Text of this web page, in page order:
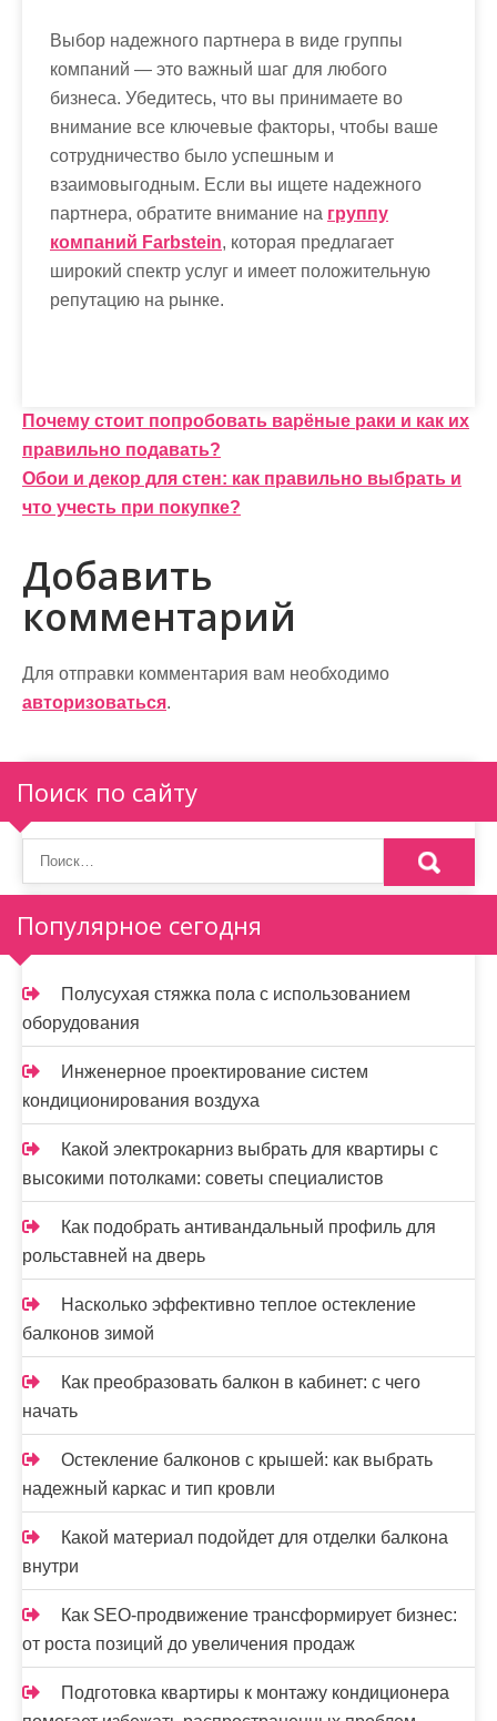
Выбор надежного партнера в виде группы
компаний — это важный шаг для любого
бизнеса. Убедитесь, что вы принимаете во
внимание все ключевые факторы, чтобы ваше
сотрудничество было успешным и
взаимовыгодным. Если вы ищете надежного
партнера, обратите внимание на группу
компаний Farbstein, которая предлагает
широкий спектр услуг и имеет положительную
репутацию на рынке.
Н
а
в
и
г
а
ц
и
я
п
о
з
а
п
и
с
я
м
Почему стоит попробовать варёные раки и как их
правильно подавать?
Обои и декор для стен: как правильно выбрать и
что учесть при покупке?
Добавить
комментарий
Для отправки комментария вам необходимо
авторизоваться.
Поиск по сайту
Популярное сегодня
Полусухая стяжка пола с использованием
оборудования
Инженерное проектирование систем
кондиционирования воздуха
Какой электрокарниз выбрать для квартиры с
высокими потолками: советы специалистов
Как подобрать антивандальный профиль для
рольставней на дверь
Насколько эффективно теплое остекление
балконов зимой
Как преобразовать балкон в кабинет: с чего
начать
Остекление балконов с крышей: как выбрать
надежный каркас и тип кровли
Какой материал подойдет для отделки балкона
внутри
Как SEO-продвижение трансформирует бизнес:
от роста позиций до увеличения продаж
Подготовка квартиры к монтажу кондиционера